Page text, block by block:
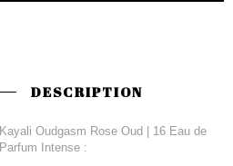
DESCRIPTION
Kayali Oudgasm Rose Oud | 16 Eau de
Parfum Intense :